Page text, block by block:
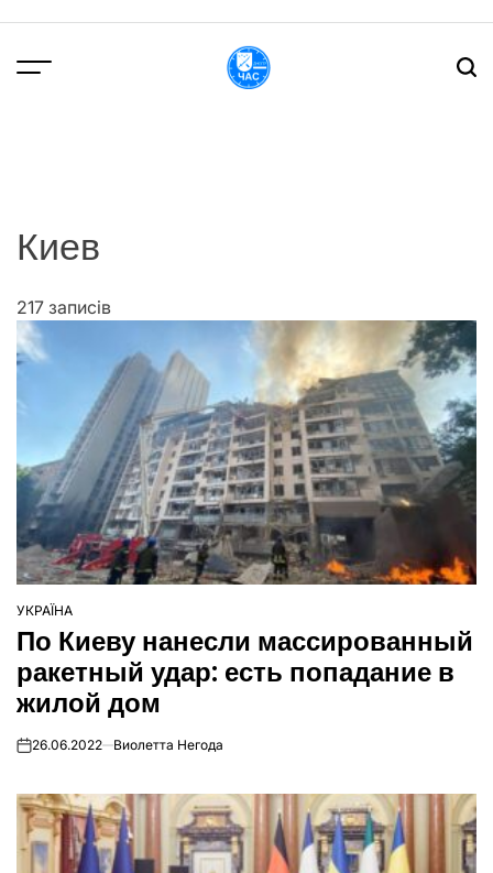
вмісту
Киев
217 записів
ОПУБЛІКУВАТИ
У
УКРАЇНА
По Киеву нанесли массированный
ракетный удар: есть попадание в
жилой дом
on26.06.2022 Виолетта Негода